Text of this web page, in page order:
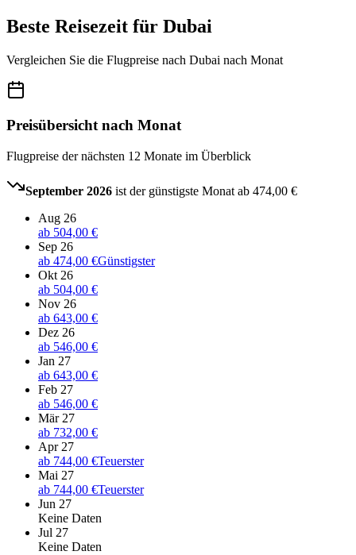
Beste Reisezeit für Dubai
Vergleichen Sie die Flugpreise nach Dubai nach Monat
Preisübersicht nach Monat
Flugpreise der nächsten 12 Monate im Überblick
September 2026 ist der günstigste Monat ab 474,00 €
Aug 26
ab 504,00 €
Sep 26
ab 474,00 €Günstigster
Okt 26
ab 504,00 €
Nov 26
ab 643,00 €
Dez 26
ab 546,00 €
Jan 27
ab 643,00 €
Feb 27
ab 546,00 €
Mär 27
ab 732,00 €
Apr 27
ab 744,00 €Teuerster
Mai 27
ab 744,00 €Teuerster
Jun 27
Keine Daten
Jul 27
Keine Daten